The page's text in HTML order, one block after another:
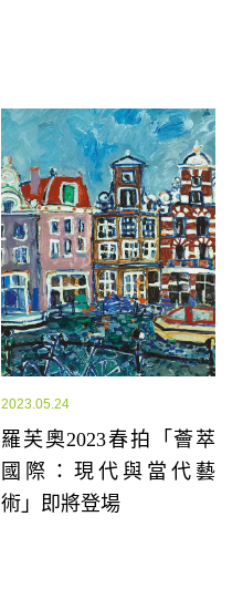
2023.05.24
羅芙奧2023春拍「薈萃
國際：現代與當代藝
術」即將登場